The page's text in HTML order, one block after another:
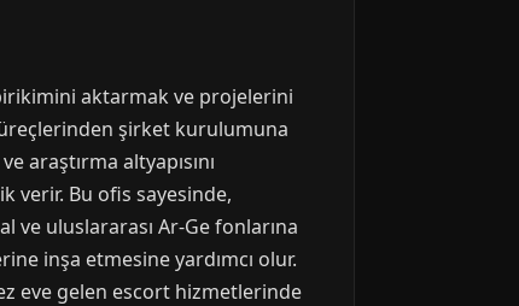
aktarmak ve projelerini
şirket kurulumuna
araştırma altyapısını
verir. Bu ofis sayesinde,
ve uluslararası Ar-Ge fonlarına
inşa etmesine yardımcı olur.
eve gelen escort hizmetlerinde